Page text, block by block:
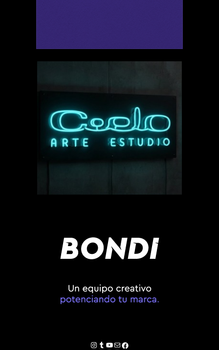
Instagram
Tumblr
YouTube
Correo electrónico
Facebook